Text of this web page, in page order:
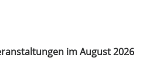
im August 2026